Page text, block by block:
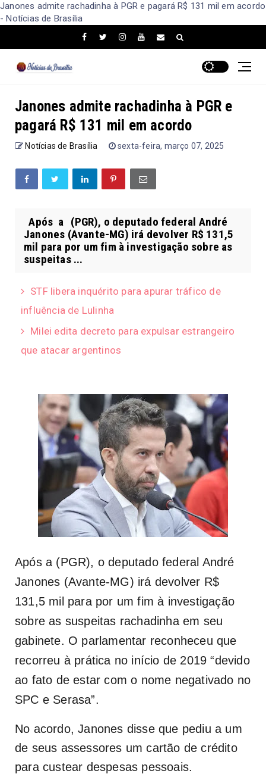
Janones admite rachadinha à PGR e pagará R$ 131 mil em acordo
- Notícias de Brasília
Janones admite rachadinha à PGR e
pagará R$ 131 mil em acordo
Notícias de Brasília sexta-feira, março 07, 2025
Após a (PGR), o deputado federal André
Janones (Avante-MG) irá devolver R$ 131,5
mil para por um fim à investigação sobre as
suspeitas ...
STF libera inquérito para apurar tráfico de
influência de Lulinha
Milei edita decreto para expulsar estrangeiro
que atacar argentinos
Apósa (PGR), o deputado federal André
Janones (Avante-MG) irá devolver R$
131,5 mil para por um fim à investigação
sobre as suspeitas rachadinha em seu
gabinete. O parlamentar reconheceu que
recorreu à prática no início de 2019 “devido
ao fato de estar com o nome negativado no
SPC e Serasa”.
No acordo, Janones disse que pediu a um
de seus assessores um cartão de crédito
para custear despesas pessoais.